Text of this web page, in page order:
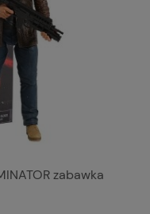
zabawka